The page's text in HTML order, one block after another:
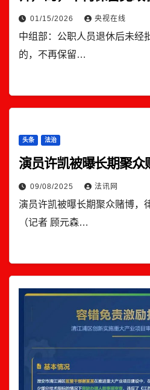
01/15/2026 央视在线
中组部：公职人员退休后未经
的，不再保留…
头条 法治
演员许凯被曝长期聚众
09/08/2025 法讯网
演员许凯被曝长期聚众赌博，
（记者 顾元森…